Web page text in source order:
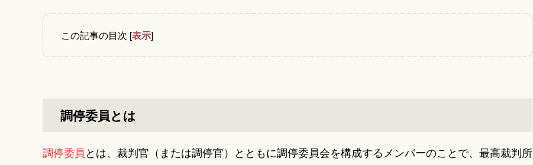
この記事の目次 [表示]
調停委員とは
調停委員とは、裁判官（または調停官）とともに調停委員会を構成するメンバーのことで、最高裁判所